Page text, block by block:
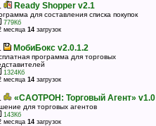
Ready Shopper v2.1
для составления списка покупок
779Кб
месяца 14 загрузок
МобиБокс v2.0.1.2
программа для торговых
1324Кб
месяца 14 загрузок
«САОТРОН: Торговый Агент» v1.0
для торговых агентов
143Кб
месяца 14 загрузок